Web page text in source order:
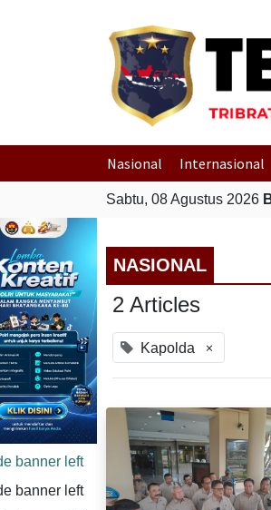
Nasional Internasional
Sabtu, 08 Agustus 2026
NASIONAL
2 Articles
Kapolda ×